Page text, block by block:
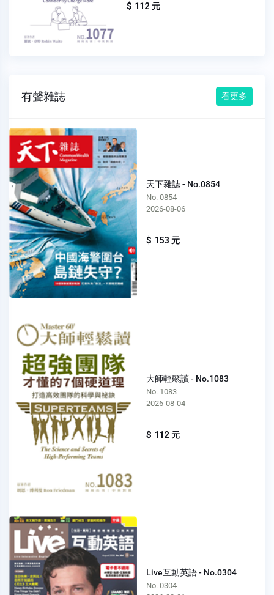
$ 112 元
有聲雜誌 看更多
天下雜誌 - No.0854
No. 0854
2026-08-06
$ 153 元
大師輕鬆讀 - No.1083
No. 1083
2026-08-04
$ 112 元
Live互動英語 - No.0304
No. 0304